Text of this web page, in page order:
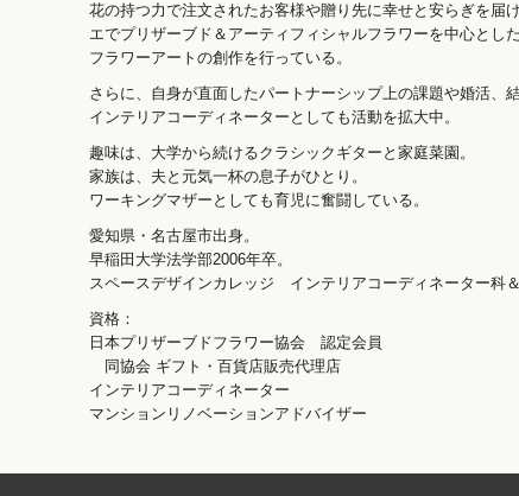
花の持つ力で注文されたお客様や贈り先に幸せと安らぎを届
エでプリザーブド＆アーティフィシャルフラワーを中心とし
フラワーアートの創作を行っている。
さらに、自身が直面したパートナーシップ上の課題や婚活、
インテリアコーディネーターとしても活動を拡大中。
趣味は、大学から続けるクラシックギターと家庭菜園。
家族は、夫と元気一杯の息子がひとり。
ワーキングマザーとしても育児に奮闘している。
愛知県・名古屋市出身。
早稲田大学法学部2006年卒。
スペースデザインカレッジ インテリアコーディネーター科＆
資格：
日本プリザーブドフラワー協会 認定会員
同協会 ギフト・百貨店販売代理店
インテリアコーディネーター
マンションリノベーションアドバイザー